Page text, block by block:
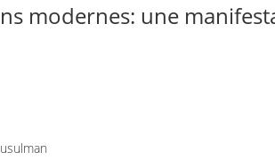
modernes: une